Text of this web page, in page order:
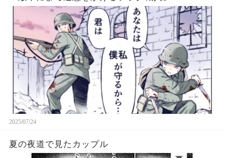
2025/07/24
夏の夜道で見たカップル